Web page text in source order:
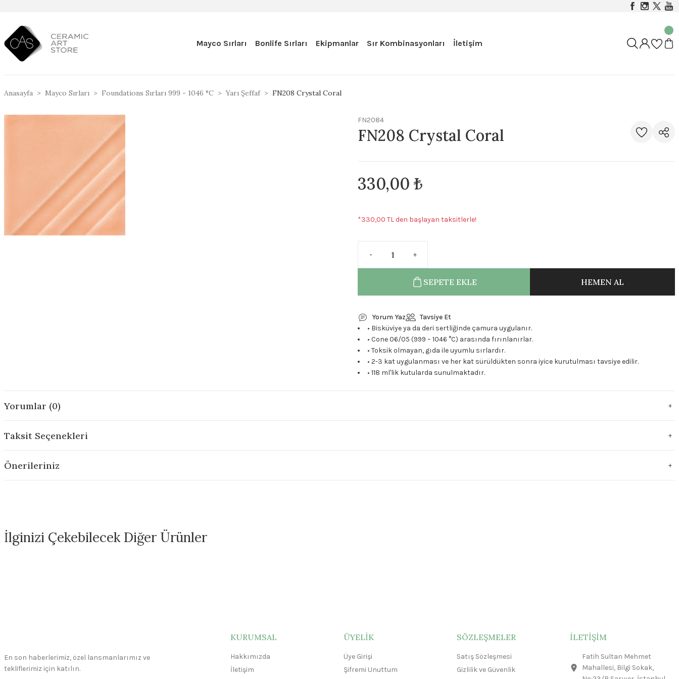
Mayco Sırları Bonlife Sırları Ekipmanlar Sır Kombinasyonları İletişim
Anasayfa Mayco Sırları Foundations Sırları 999 - 1046 °C Yarı Şeffaf FN208 Crystal Coral
FN2084
FN208 Crystal Coral
330,00 ₺
*330,00 TL den başlayan taksitlerle!
SEPETE EKLE HEMEN AL
Yorum Yaz
Tavsiye Et
• Bisküviye ya da deri sertliğinde çamura uygulanır.
• Cone 06/05 (999 – 1046 °C) arasında fırınlanırlar.
• Toksik olmayan, gıda ile uyumlu sırlardır.
• 2-3 kat uygulanması ve her kat sürüldükten sonra iyice kurutulması tavsiye edilir.
• 118 ml'lik kutularda sunulmaktadır.
Yorumlar (0)
Taksit Seçenekleri
Önerileriniz
İlginizi Çekebilecek Diğer Ürünler
En son haberlerimiz, özel lansmanlarımız ve
tekliflerimiz için katılın.
KURUMSAL
Hakkımızda
İletişim
ÜYELİK
Üye Girişi
Şifremi Unuttum
SÖZLEŞMELER
Satış Sözleşmesi
Gizlilik ve Güvenlik
İLETİŞİM
Fatih Sultan Mehmet
Mahallesi, Bilgi Sokak,